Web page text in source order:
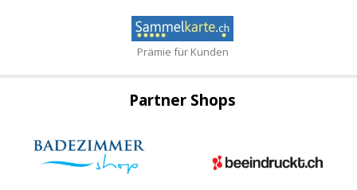
Prämie für Kunden
Partner Shops